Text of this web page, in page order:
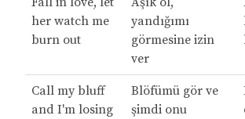
her watch me
burn out
yandığımı
görmesine izin
ver
Call my bluff
and I'm losing
Blöfümü gör ve
şimdi onu